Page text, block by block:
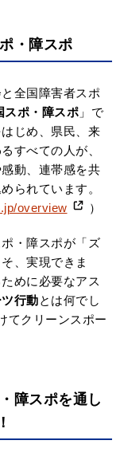
・障スポ
全国障害者スポ
スポ・障スポ 」で
じめ、県民、来
すべての人が、
動、連帯感を共
られています。
overview ）
・障スポが「ズ
、実現できま
めに必要なアス
行動とは何でし
てクリーンスポー
障スポを通し